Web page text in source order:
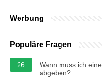
Werbung
Populäre Fragen
26
Wann muss ich
abgeben?